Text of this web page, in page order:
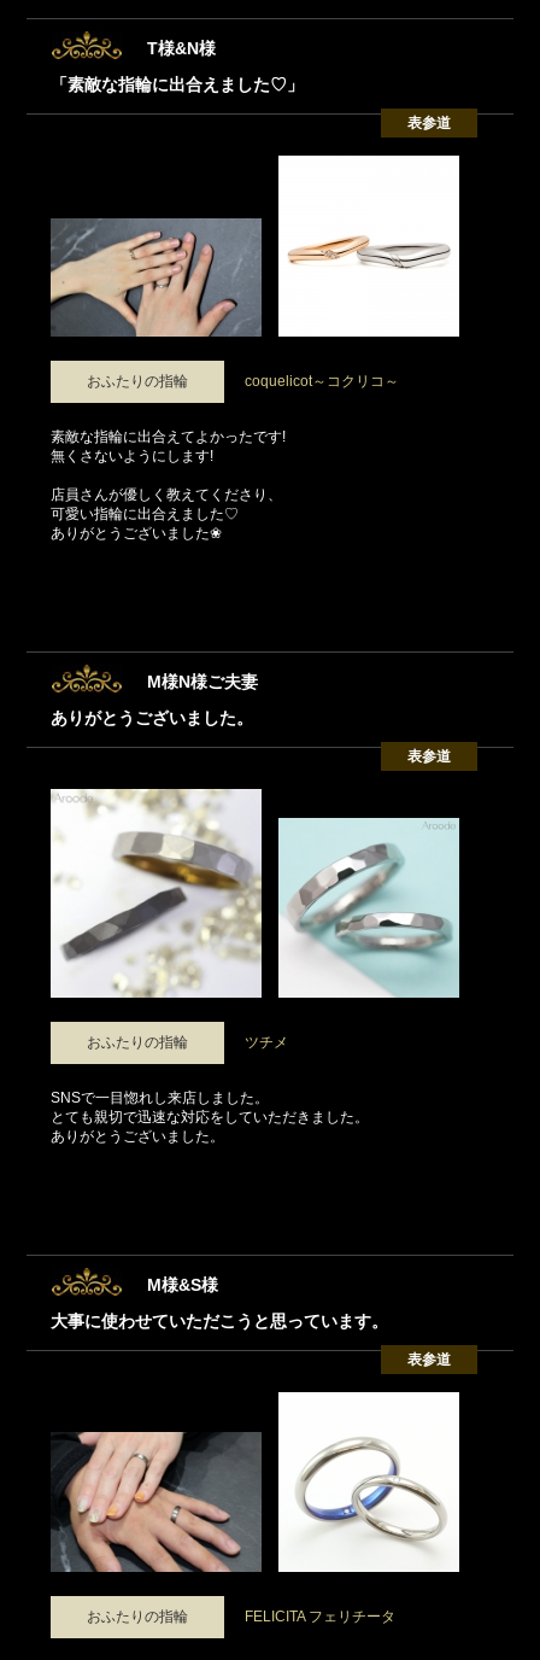
T様&N様
「素敵な指輪に出合えました♡」
表参道
おふたりの指輪 coquelicot～コクリコ～
素敵な指輪に出合えてよかったです!
無くさないようにします!
店員さんが優しく教えてくださり、
可愛い指輪に出合えました♡
ありがとうございました❀
M様N様ご夫妻
ありがとうございました。
表参道
おふたりの指輪 ツチメ
SNSで一目惚れし来店しました。
とても親切で迅速な対応をしていただきました。
ありがとうございました。
M様&S様
大事に使わせていただこうと思っています。
表参道
おふたりの指輪 FELICITA フェリチータ